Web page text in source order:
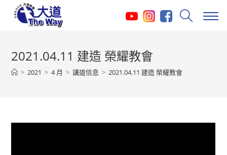
2021.04.11 建造 榮耀教會
> 2021 > 4 月 > 講道信息 > 2021.04.11 建造 榮耀教會